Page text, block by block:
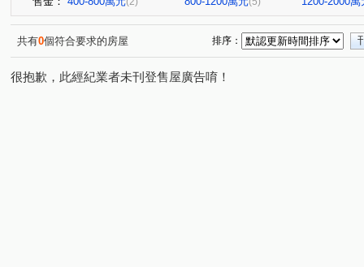
共有0個符合要求的房屋 排序：
很抱歉，此經紀業者未刊登售屋廣告唷！